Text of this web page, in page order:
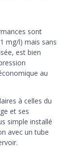
sont
mg/l) mais sans
est bien
au
à celles du
et ses
simple installé
avec un tube